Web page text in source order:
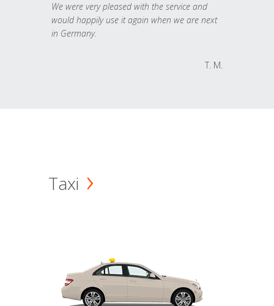
We were very pleased with the service and
would happily use it again when we are next
in Germany.
T. M.
Taxi